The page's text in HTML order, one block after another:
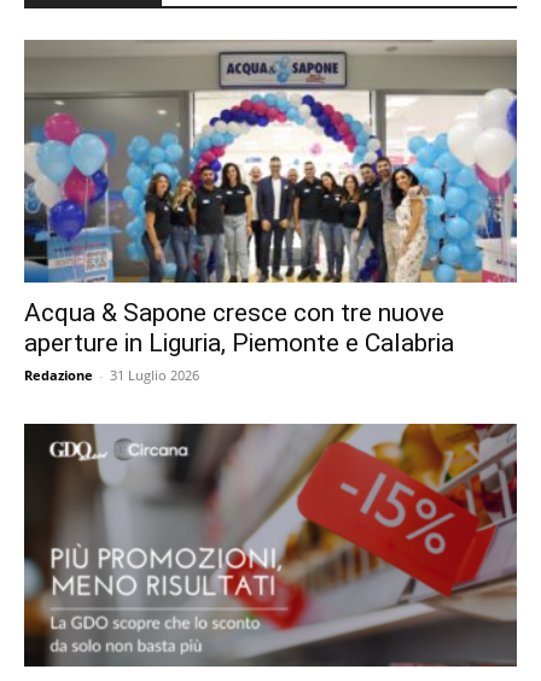
Acqua & Sapone cresce con tre nuove
aperture in Liguria, Piemonte e Calabria
Redazione - 31 Luglio 2026